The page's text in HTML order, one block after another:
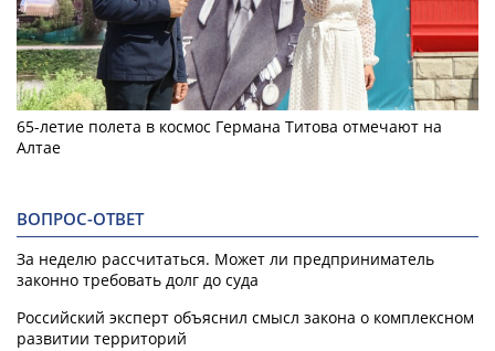
65-летие полета в космос Германа Титова отмечают на
Алтае
ВОПРОС-ОТВЕТ
За неделю рассчитаться. Может ли предприниматель
законно требовать долг до суда
Российский эксперт объяснил смысл закона о комплексном
развитии территорий